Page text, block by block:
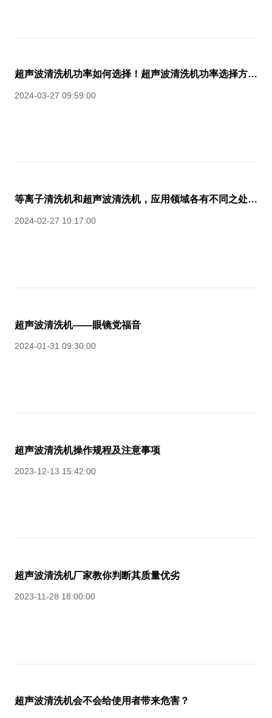
超声波清洗机功率如何选择！超声波清洗机功率选择方法？
2024-03-27 09:59:00
等离子清洗机和超声波清洗机，应用领域各有不同之处有哪些?
2024-02-27 10:17:00
超声波清洗机——眼镜党福音
2024-01-31 09:30:00
超声波清洗机操作规程及注意事项
2023-12-13 15:42:00
超声波清洗机厂家教你判断其质量优劣
2023-11-28 18:00:00
超声波清洗机会不会给使用者带来危害？